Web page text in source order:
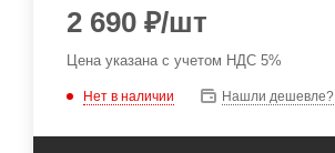
2 690 ₽/шт
Цена указана с учетом НДС 5%
Нет в наличии Нашли дешевле?